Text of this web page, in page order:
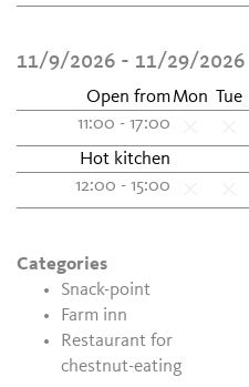
11/9/2026 - 11/29/2026
Open fromMon Tue
11:00 - 17:00
Hot kitchen
12:00 - 15:00
Categories
Snack-point
Farm inn
Restaurant for
chestnut-eating